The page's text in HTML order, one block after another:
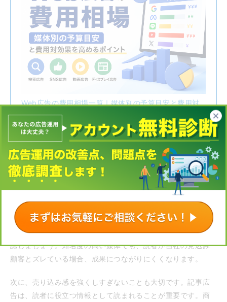
Web広告の費用相場一覧｜媒体別の予算目安と費用対
効果を高めるポイント
記事広告で成果を出すポイント
記事広告で成果を出すには、媒体選びと記事内容の設計が重
要です。
まず、自社のターゲットと媒体の読者層が合っているかを確
認しましょう。知名度の高い媒体でも、読者が自社の見込み
顧客とズレている場合、成果につながりにくくなります。
次に、売り込み感を強くしすぎないことも大切です。記事広
告は、読者に役立つ情報として読まれることが重要です。商